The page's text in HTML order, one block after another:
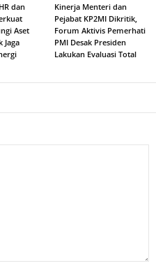
dan
Aset
Jaga
Kinerja Menteri dan
Pejabat KP2MI Dikritik,
Forum Aktivis Pemerhati
PMI Desak Presiden
Lakukan Evaluasi Total